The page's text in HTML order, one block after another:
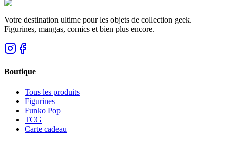
Votre destination ultime pour les objets de collection geek.
Figurines, mangas, comics et bien plus encore.
Boutique
Tous les produits
Figurines
Funko Pop
TCG
Carte cadeau